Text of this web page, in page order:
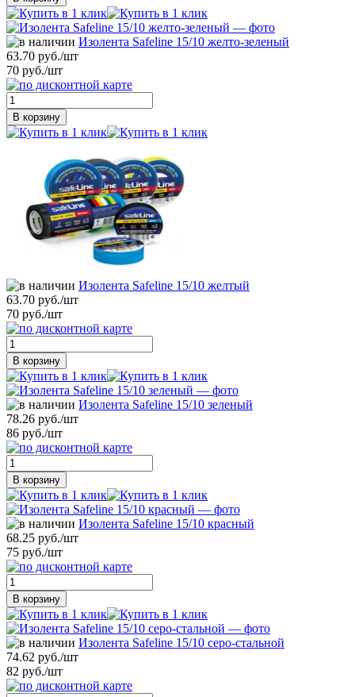
Изолента Safeline 15/10 желто-зеленый
63.70 руб./шт
70 руб./шт
В корзину
Изолента Safeline 15/10 желтый
63.70 руб./шт
70 руб./шт
В корзину
Изолента Safeline 15/10 зеленый
78.26 руб./шт
86 руб./шт
В корзину
Изолента Safeline 15/10 красный
68.25 руб./шт
75 руб./шт
В корзину
Изолента Safeline 15/10 серо-стальной
74.62 руб./шт
82 руб./шт